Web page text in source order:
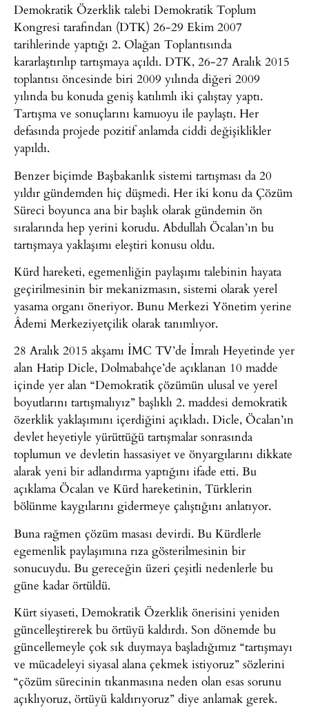
Demokratik Özerklik talebi Demokratik Toplum
Kongresi tarafından (DTK) 26-29 Ekim 2007
tarihlerinde yaptığı 2. Olağan Toplantısında
kararlaştırılıp tartışmaya açıldı. DTK, 26-27 Aralık 2015
toplantısı öncesinde biri 2009 yılında diğeri 2009
yılında bu konuda geniş katılımlı iki çalıştay yaptı.
Tartışma ve sonuçlarını kamuoyu ile paylaştı. Her
defasında projede pozitif anlamda ciddi değişiklikler
yapıldı.
Benzer biçimde Başbakanlık sistemi tartışması da 20
yıldır gündemden hiç düşmedi. Her iki konu da Çözüm
Süreci boyunca ana bir başlık olarak gündemin ön
sıralarında hep yerini korudu. Abdullah Öcalan’ın bu
tartışmaya yaklaşımı eleştiri konusu oldu.
Kürd hareketi, egemenliğin paylaşımı talebinin hayata
geçirilmesinin bir mekanizmasın, sistemi olarak yerel
yasama organı öneriyor. Bunu Merkezi Yönetim yerine
Âdemi Merkeziyetçilik olarak tanımlıyor.
28 Aralık 2015 akşamı İMC TV’de İmralı Heyetinde yer
alan Hatip Dicle, Dolmabahçe’de açıklanan 10 madde
içinde yer alan “Demokratik çözümün ulusal ve yerel
boyutlarını tartışmalıyız” başlıklı 2. maddesi demokratik
özerklik yaklaşımını içerdiğini açıkladı. Dicle, Öcalan’ın
devlet heyetiyle yürüttüğü tartışmalar sonrasında
toplumun ve devletin hassasiyet ve önyargılarını dikkate
alarak yeni bir adlandırma yaptığını ifade etti. Bu
açıklama Öcalan ve Kürd hareketinin, Türklerin
bölünme kaygılarını gidermeye çalıştığını anlatıyor.
Buna rağmen çözüm masası devirdi. Bu Kürdlerle
egemenlik paylaşımına rıza gösterilmesinin bir
sonucuydu. Bu gereceğin üzeri çeşitli nedenlerle bu
güne kadar örtüldü.
Kürt siyaseti, Demokratik Özerklik önerisini yeniden
güncelleştirerek bu örtüyü kaldırdı. Son dönemde bu
güncellemeyle çok sık duymaya başladığımız “tartışmayı
ve mücadeleyi siyasal alana çekmek istiyoruz” sözlerini
“çözüm sürecinin tıkanmasına neden olan esas sorunu
açıklıyoruz, örtüyü kaldırıyoruz” diye anlamak gerek.